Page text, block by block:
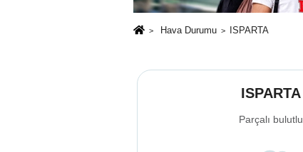
Hava Durumu ISPARTA
ISPARTA
Parçalı bulutlu